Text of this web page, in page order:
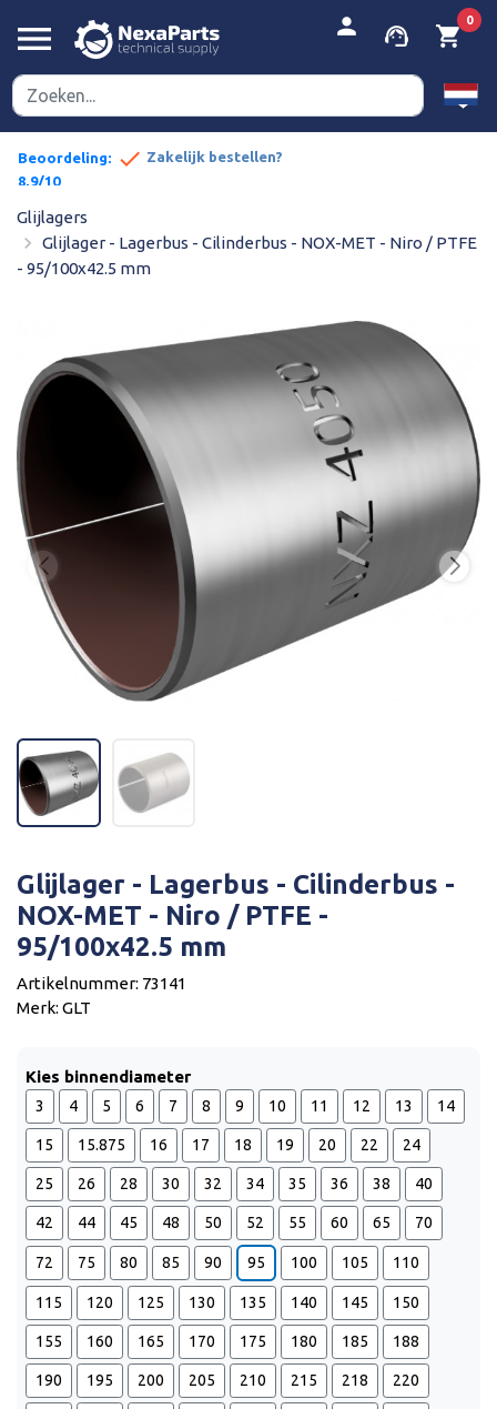
menu person support_agent shopping_cart
0
Beoordeling:
8,9/10
prijzen done Zakelijk bestellen?
Glijlagers
navigate_next Glijlager - Lagerbus - Cilinderbus - NOX-MET - Niro / PTFE
- 95/100x42.5 mm


Glijlager - Lagerbus - Cilinderbus -
NOX-MET - Niro / PTFE -
95/100x42.5 mm
Artikelnummer: 73141
Merk: GLT
Kies binnendiameter
3 4 5 6 7 8 9 10 11 12 13 14
15 15.875 16 17 18 19 20 22 24
25 26 28 30 32 34 35 36 38 40
42 44 45 48 50 52 55 60 65 70
72 75 80 85 90 95 100 105 110
115 120 125 130 135 140 145 150
155 160 165 170 175 180 185 188
190 195 200 205 210 215 218 220